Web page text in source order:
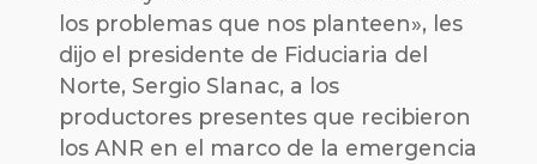
los problemas que nos planteen», les
dijo el presidente de Fiduciaria del
Norte, Sergio Slanac, a los
productores presentes que recibieron
los ANR en el marco de la emergencia